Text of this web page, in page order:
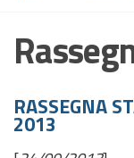
RASSEGNA
2013